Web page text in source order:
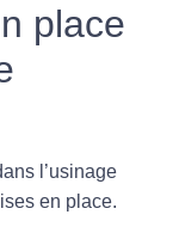
place
l’usinage
en place.